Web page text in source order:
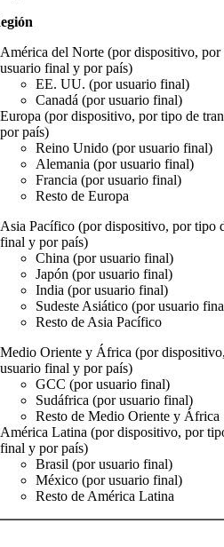
América del Norte (por dispositivo,
usuario final y por país)
EE. UU. (por usuario final)
Canadá (por usuario final)
Europa (por dispositivo, por tipo de
por país)
Reino Unido (por usuario final)
Alemania (por usuario final)
Francia (por usuario final)
Resto de Europa
Asia Pacífico (por dispositivo, por tipo
final y por país)
China (por usuario final)
Japón (por usuario final)
India (por usuario final)
Sudeste Asiático (por usuario
Resto de Asia Pacífico
Medio Oriente y África (por
usuario final y por país)
GCC (por usuario final)
Sudáfrica (por usuario final)
Resto de Medio Oriente y África
América Latina (por dispositivo, por
final y por país)
Brasil (por usuario final)
México (por usuario final)
Resto de América Latina